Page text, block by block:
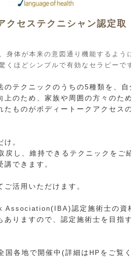
クセステクニシャン認定取
身体が本来の意図通り機能するよう
くほどシンプルで有効なセラピーです
のテクニックのうちの5種類を、自
上のため、家族や周囲の方々のため
たものがボディートークアクセスの
。
戻し、維持できるテクニックをご紹
講できます。
活用いただけます。
Association ( IBA)認定施術士の資
ありますので、認定施術士を目指す
国各地で開催中(詳細は HP をご覧く